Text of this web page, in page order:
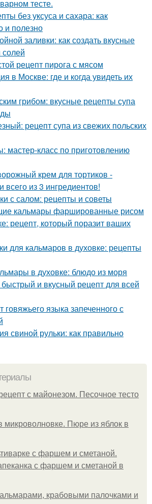
тесте.
без уксуса и сахара: как
и полезно
заливки: как создать вкусные
рецепт пирога с мясом
в Москве: где и когда увидеть их
грибом: вкусные рецепты супа
рецепт супа из свежих польских
мастер-класс по приготовлению
крем для тортиков -
всего из 3 ингредиентов!
с салом: рецепты и советы
кальмары фаршированные рисом
рецепт, который поразит ваших
для кальмаров в духовке: рецепты
в духовке: блюдо из моря
и вкусный рецепт для всей
говяжьего языка запеченного с
свиной рульки: как правильно
с майонезом. Песочное тесто
микроволновке. Пюре из яблок в
с фаршем и сметаной.
с фаршем и сметаной в
крабовыми палочками и